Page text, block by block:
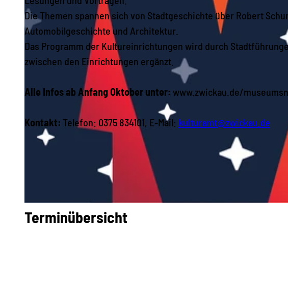
© Chemnitz.Zwickau.Region, Foto-Atelier LORENZ | KI-optimiert
Die Themen spannen sich von Stadtgeschichte über Robert
Automobilgeschichte und Architektur.
Das Programm der Kultureinrichtungen wird durch
zwischen den Einrichtungen ergänzt.
Alle Infos ab Anfang Oktober unter: www.zwickau.de/
Kontakt: Telefon: 0375 834101, E-Mail: kulturamt@zwickau.de
Terminübersicht